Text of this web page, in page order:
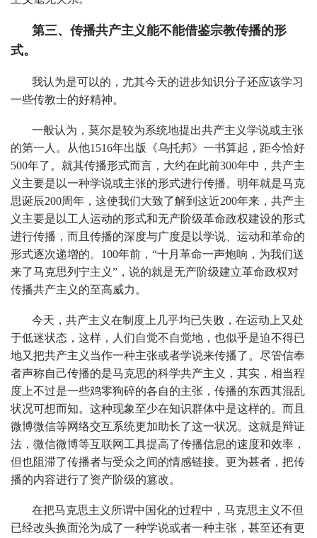
第三、传播共产主义能不能借鉴宗教传播的形
式。
我认为是可以的，尤其今天的进步知识分子还应该学习
一些传教士的好精神。
一般认为，莫尔是较为系统地提出共产主义学说或主张
的第一人。从他1516年出版《乌托邦》一书算起，距今恰好
500年了。就其传播形式而言，大约在此前300年中，共产主
义主要是以一种学说或主张的形式进行传播。明年就是马克
思诞辰200周年，这使我们大致了解到这近200年来，共产主
义主要是以工人运动的形式和无产阶级革命政权建设的形式
进行传播，而且传播的深度与广度是以学说、运动和革命的
形式逐次递增的。100年前，“十月革命一声炮响，为我们送
来了马克思列宁主义”，说的就是无产阶级建立革命政权对
传播共产主义的至高威力。
今天，共产主义在制度上几乎均已失败，在运动上又处
于低迷状态，这样，人们自觉不自觉地，也似乎是迫不得已
地又把共产主义当作一种主张或者学说来传播了。尽管信奉
者声称自己传播的是马克思的科学共产主义，其实，相当程
度上不过是一些鸡零狗碎的各自的主张，传播的东西其混乱
状况可想而知。这种现象至少在知识群体中是这样的。而且
微博微信等网络交互系统更加助长了这一状况。这就是辩证
法，微信微博等互联网工具提高了传播信息的速度和效率，
但也阻滞了传播者与受众之间的情感链接。更为甚者，把传
播的内容进行了资产阶级的篡改。
在把马克思主义所谓中国化的过程中，马克思主义不但
已经改头换面沦为成了一种学说或者一种主张，甚至还有更